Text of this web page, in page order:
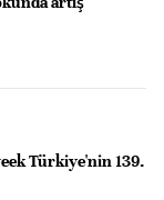
Türkiye'nin 139.